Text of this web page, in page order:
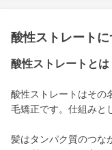
酸性ストレートに
酸性ストレートとは
酸性ストレートはその
毛矯正です。仕組みと
髪はタンパク質のつな